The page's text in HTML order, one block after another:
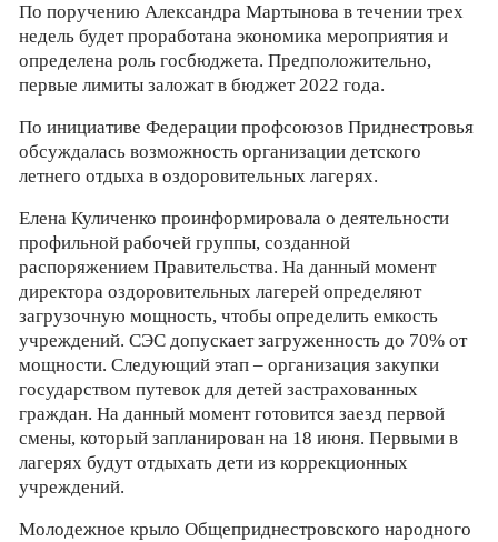
По поручению Александра Мартынова в течении трех
недель будет проработана экономика мероприятия и
определена роль госбюджета. Предположительно,
первые лимиты заложат в бюджет 2022 года.
По инициативе Федерации профсоюзов Приднестровья
обсуждалась возможность организации детского
летнего отдыха в оздоровительных лагерях.
Елена Куличенко проинформировала о деятельности
профильной рабочей группы, созданной
распоряжением Правительства. На данный момент
директора оздоровительных лагерей определяют
загрузочную мощность, чтобы определить емкость
учреждений. СЭС допускает загруженность до 70% от
мощности. Следующий этап – организация закупки
государством путевок для детей застрахованных
граждан. На данный момент готовится заезд первой
смены, который запланирован на 18 июня. Первыми в
лагерях будут отдыхать дети из коррекционных
учреждений.
Молодежное крыло Общеприднестровского народного